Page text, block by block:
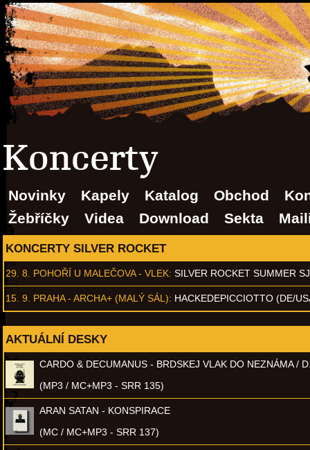
Koncerty
Novinky Kapely Katalog Obchod
Žebříčky
Videa Download Sekta
KONCERTY SILVER ROCKET
29. 8. POHOŘÍ U MALEČOVA - VLEK: SILVER ROCKET SUMMER
15. 9. PRAHA - ARCHA+ (MALÝ SÁL): HACKEDEPICCIOTTO (DE/
AKTUÁLNÍ DESKY
CARDO & DECUMANUS - BRDSKEJ VLAK DO NEZNÁMA /
(MP3 / MC+MP3 - SRR 135)
ARAN SATAN - KONSPIRACE
(MC / MC+MP3 - SRR 137)